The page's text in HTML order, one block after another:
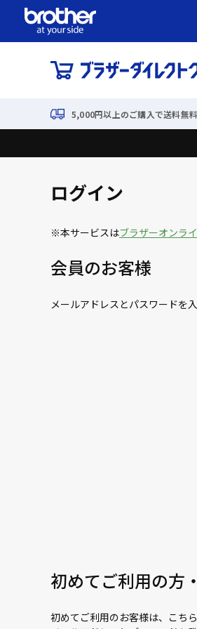
5,000円以上のご購入で送料無料
ログイン
※本サービスはブラザーオンラ
会員のお客様
メールアドレスとパスワードを
初めてご利用の方
初めてご利用のお客様は、こち